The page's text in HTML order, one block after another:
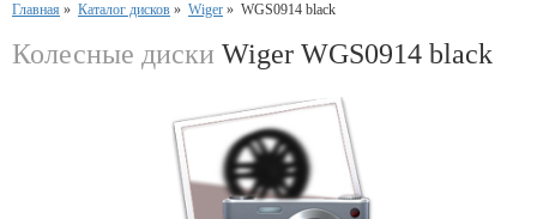
Главная » Каталог дисков » Wiger » WGS0914 black
Колесные диски Wiger WGS0914 black